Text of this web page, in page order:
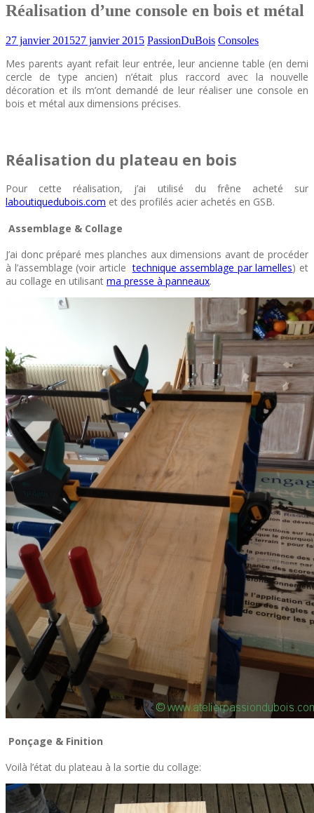
Réalisation d’une console en bois et métal
27 janvier 201527 janvier 2015 PassionDuBois Consoles
Mes parents ayant refait leur entrée, leur ancienne table (en demi
cercle de type ancien) n’était plus raccord avec la nouvelle
décoration et ils m’ont demandé de leur réaliser une console en
bois et métal aux dimensions précises.
Réalisation du plateau en bois
Pour cette réalisation, j’ai utilisé du frêne acheté sur
laboutiquedubois.com et des profilés acier achetés en GSB.
Assemblage & Collage
J’ai donc préparé mes planches aux dimensions avant de procéder
à l’assemblage (voir articletechnique assemblage par lamelles) et
au collage en utilisant ma presse à panneaux.
Ponçage & Finition
Voilà l’état du plateau à la sortie du collage: